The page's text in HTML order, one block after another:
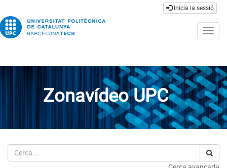
Inicia la sessió
Zonavídeo UPC
Cerca